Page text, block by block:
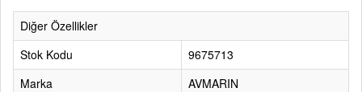
Diğer Özellikler
Stok Kodu
9675713
Marka
AVMARIN